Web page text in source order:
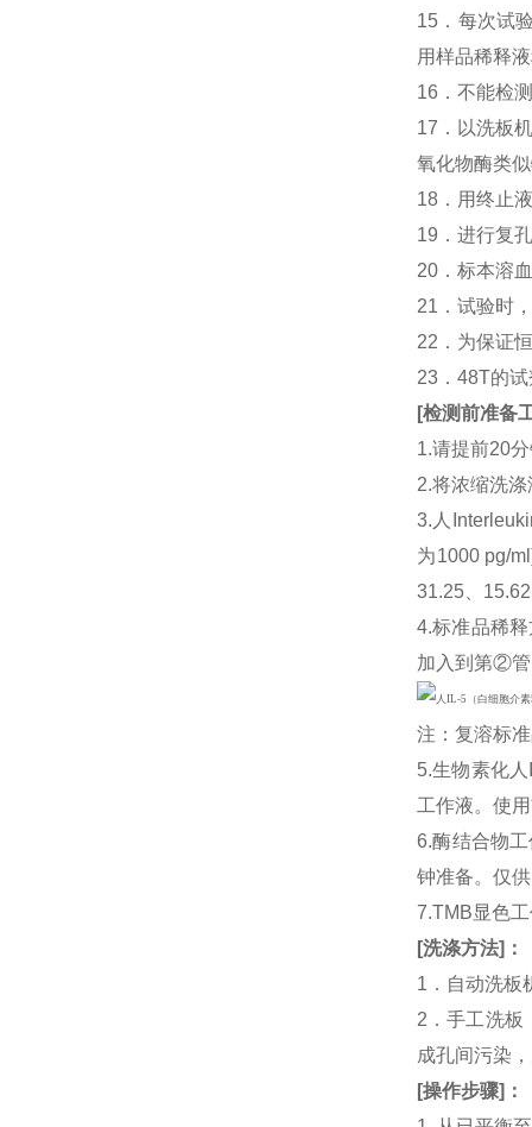
15．每次试
用样品稀释
16．不能检
17．以洗板
氧化物酶类
18．用终止
19．进行复
20．标本溶
21．试验时
22．为保证
23．48T的
[检测前准备
1.请提前20
2.将浓缩洗
3.人
为1000 pg/
31.25、
4.标准品稀
加入到第②
注：复溶标
5.生物素化
工作液。使
6.酶结合物
钟准备。仅
7.TMB显色
[洗涤方法] ：
1．自动洗板
2．手工洗板
成孔间污染
[操作步骤] ：